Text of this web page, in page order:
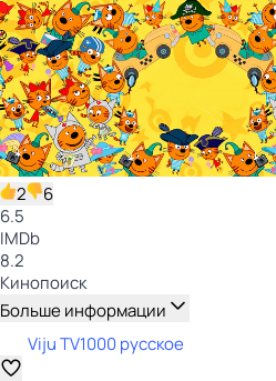
2
6
6.5
IMDb
8.2
Кинопоиск
Больше информации
Viju TV1000 русское